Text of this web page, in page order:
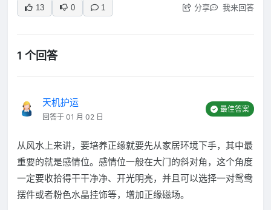
13 0 1 分享 我来回答
1 个回答
天机护运
回答于 01 月 02 日
最佳答案
从风水上来讲，要培养正缘就要先从家居环境下手，其中最
重要的就是感情位。感情位一般在大门的斜对角，这个角度
一定要收拾得干干净净、开光明亮，并且可以选择一对鸳鸯
摆件或者粉色水晶挂饰等，增加正缘磁场。